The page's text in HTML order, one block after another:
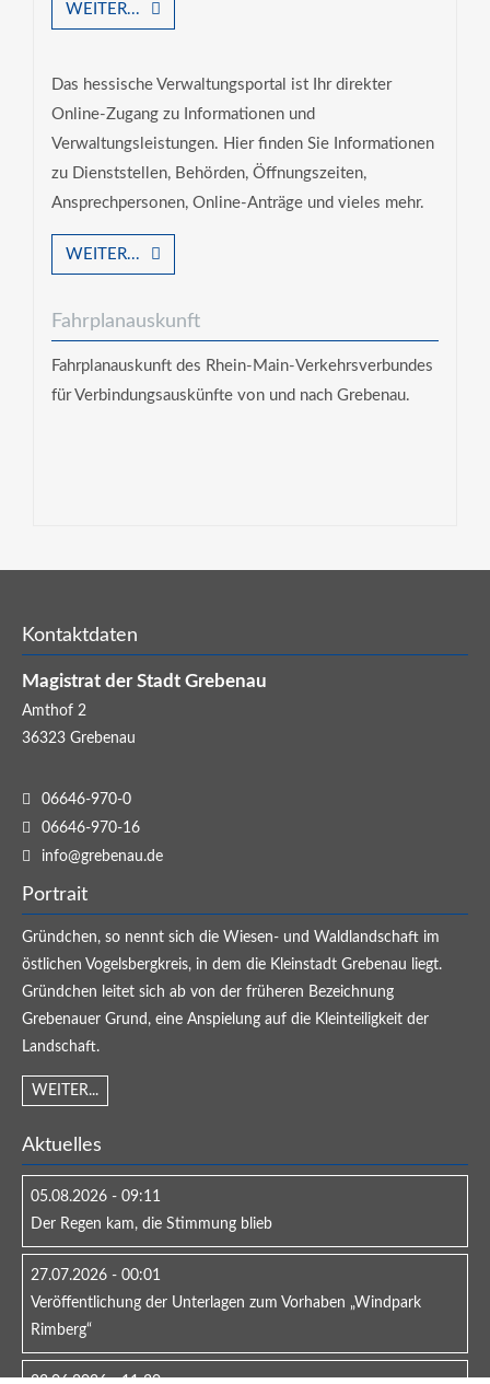
WEITER...
Das hessische Verwaltungsportal ist Ihr direkter
Online-Zugang zu Informationen und
Verwaltungsleistungen. Hier finden Sie Informationen
zu Dienststellen, Behörden, Öffnungszeiten,
Ansprechpersonen, Online-Anträge und vieles mehr.
WEITER...
Fahrplanauskunft
Fahrplanauskunft des Rhein-Main-Verkehrsverbundes
für Verbindungsauskünfte von und nach Grebenau.
Kontaktdaten
Magistrat der Stadt Grebenau
Amthof 2
36323 Grebenau
06646-970-0
06646-970-16
info@grebenau.de
Portrait
Gründchen, so nennt sich die Wiesen- und Waldlandschaft im
östlichen Vogelsbergkreis, in dem die Kleinstadt Grebenau liegt.
Gründchen leitet sich ab von der früheren Bezeichnung
Grebenauer Grund, eine Anspielung auf die Kleinteiligkeit der
Landschaft.
WEITER...
Aktuelles
05.08.2026 - 09:11
Der Regen kam, die Stimmung blieb
27.07.2026 - 00:01
Veröffentlichung der Unterlagen zum Vorhaben „Windpark
Rimberg“